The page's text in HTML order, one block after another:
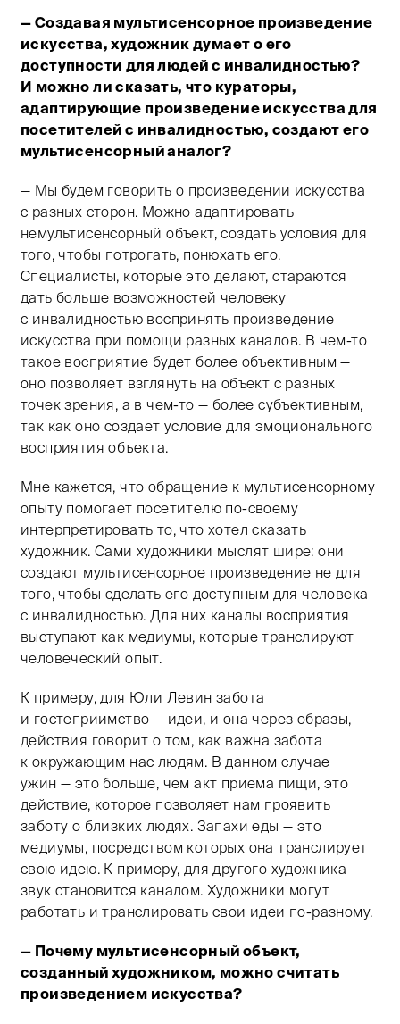
— Создавая мультисенсорное произведение
искусства, художник думает о его
доступности для людей с инвалидностью?
И можно ли сказать, что кураторы,
адаптирующие произведение искусства для
посетителей с инвалидностью, создают его
мультисенсорный аналог?
— Мы будем говорить о произведении искусства
с разных сторон. Можно адаптировать
немультисенсорный объект, создать условия для
того, чтобы потрогать, понюхать его.
Специалисты, которые это делают, стараются
дать больше возможностей человеку
с инвалидностью воспринять произведение
искусства при помощи разных каналов. В чем-то
такое восприятие будет более объективным —
оно позволяет взглянуть на объект с разных
точек зрения, а в чем-то — более субъективным,
так как оно создает условие для эмоционального
восприятия объекта.
Мне кажется, что обращение к мультисенсорному
опыту помогает посетителю по-своему
интерпретировать то, что хотел сказать
художник. Сами художники мыслят шире: они
создают мультисенсорное произведение не для
того, чтобы сделать его доступным для человека
с инвалидностью. Для них каналы восприятия
выступают как медиумы, которые транслируют
человеческий опыт.
К примеру, для Юли Левин забота
и гостеприимство — идеи, и она через образы,
действия говорит о том, как важна забота
к окружающим нас людям. В данном случае
ужин — это больше, чем акт приема пищи, это
действие, которое позволяет нам проявить
заботу о близких людях. Запахи еды — это
медиумы, посредством которых она транслирует
свою идею. К примеру, для другого художника
звук становится каналом. Художники могут
работать и транслировать свои идеи по-разному.
— Почему мультисенсорный объект,
созданный художником, можно считать
произведением искусства?